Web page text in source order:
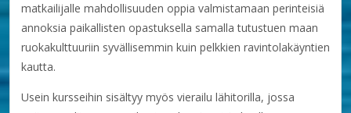
matkailijalle mahdollisuuden oppia valmistamaan perinteisiä
annoksia paikallisten opastuksella samalla tutustuen maan
ruokakulttuuriin syvällisemmin kuin pelkkien ravintolakäyntien
kautta.
Usein kursseihin sisältyy myös vierailu lähitorilla, jossa